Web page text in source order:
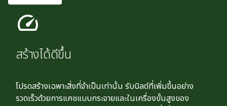
speed
สร้างได้ดีขึ้น
โปรดสร้างเฉพาะสิ่งที่จำเป็นเท่านั้น รับบิลด์ที่เพิ่มขึ้นอย่าง
รวดเร็วด้วยการแคชแบบกระจายและในเครื่องขั้นสูงของ